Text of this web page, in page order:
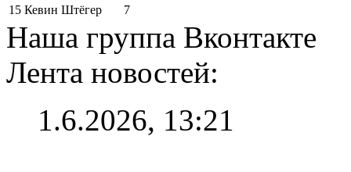
15 Кевин Штёгер 7
Наша группа Вконтакте
Лента новостей:
1.6.2026, 13:21